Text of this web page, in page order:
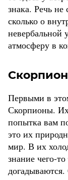
знака. Речь не
сколько о
невербальной
атмосферу в
Скорпион
Первыми в
Скорпионы.
попытка вам
это их
мир. В их
знание чего-